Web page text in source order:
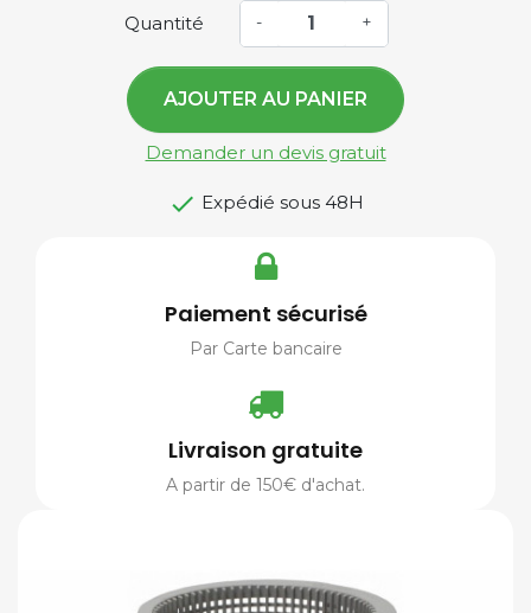
Quantité - +
AJOUTER AU PANIER
Demander un devis gratuit
 Expédié sous 48H
Paiement sécurisé
Par Carte bancaire
Livraison gratuite
A partir de 150€ d'achat.